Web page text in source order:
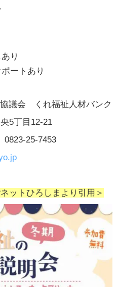
り
ートあり
議会 くれ福祉人材バンク
5丁目12-21
25-7453
ットひろしまより引用＞